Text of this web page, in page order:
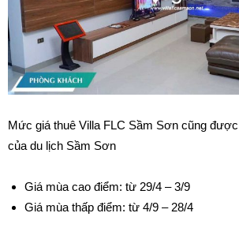
Mức giá thuê Villa FLC Sầm Sơn cũng
của du lịch Sầm Sơn
Giá mùa cao điểm: từ 29/4 – 3/9
Giá mùa thấp điểm: từ 4/9 – 28/4